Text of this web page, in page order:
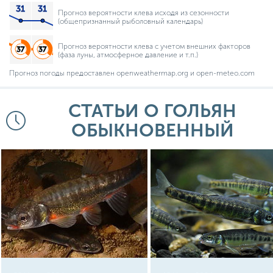
Прогноз вероятности клева исходя из сезонности
(общепризнанный рыболовный календарь)
Прогноз вероятности клева с учетом внешних факторов
(фаза луны, атмосферное давление и т.п.)
Прогноз погоды предоставлен openweathermap.org и open-meteo.com
СТАТЬИ О ГОЛЬЯН
ОБЫКНОВЕННЫЙ